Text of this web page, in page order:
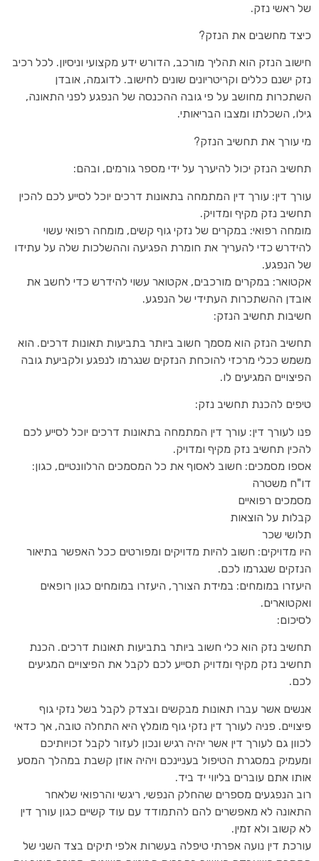
של ראשי נזק.
כיצד מחשבים את הנזק?
חישוב הנזק הוא תהליך מורכב, הדורש ידע מקצועי וניסיון. לכל רכיב
נזק ישנם כללים וקריטריונים שונים לחישוב. לדוגמה, אובדן
השתכרות מחושב על פי גובה ההכנסה של הנפגע לפני התאונה,
גילו, השכלתו ומצבו הבריאותי.
מי עורך את תחשיב הנזק?
תחשיב הנזק יכול להיערך על ידי מספר גורמים, ובהם:
עורך דין: עורך דין המתמחה בתאונות דרכים יוכל לסייע לכם להכין
תחשיב נזק מקיף ומדויק.
מומחה רפואי: במקרים של נזקי גוף קשים, מומחה רפואי עשוי
להידרש כדי להעריך את חומרת הפגיעה וההשלכות שלה על עתידו
של הנפגע.
אקטואר: במקרים מורכבים, אקטואר עשוי להידרש כדי לחשב את
אובדן ההשתכרות העתידי של הנפגע.
חשיבות תחשיב הנזק:
תחשיב הנזק הוא מסמך חשוב ביותר בתביעות תאונות דרכים. הוא
משמש ככלי מרכזי להוכחת הנזקים שנגרמו לנפגע ולקביעת גובה
הפיצויים המגיעים לו.
טיפים להכנת תחשיב נזק:
פנו לעורך דין: עורך דין המתמחה בתאונות דרכים יוכל לסייע לכם
להכין תחשיב נזק מקיף ומדויק.
אספו מסמכים: חשוב לאסוף את כל המסמכים הרלוונטיים, כגון:
דו"ח משטרה
מסמכים רפואיים
קבלות על הוצאות
תלושי שכר
היו מדויקים: חשוב להיות מדויקים ומפורטים ככל האפשר בתיאור
הנזקים שנגרמו לכם.
היעזרו במומחים: במידת הצורך, היעזרו במומחים כגון רופאים
ואקטוארים.
לסיכום:
תחשיב נזק הוא כלי חשוב ביותר בתביעות תאונות דרכים. הכנת
תחשיב נזק מקיף ומדויק תסייע לכם לקבל את הפיצויים המגיעים
לכם.
אנשים אשר עברו תאונות מבקשים ובצדק לקבל בשל נזקי גוף
פיצויים. פניה לעורך דין נזקי גוף מומלץ היא התחלה טובה, אך כדאי
לכוון גם לעורך דין אשר יהיה רגיש ונכון לעזור לקבל זכויותיכם
ומעמיק במסגרת הטיפול בעניינכם ויהיה אוזן קשבת במהלך המסע
אותו אתם עוברים בליווי יד ביד.
רוב הנפגעים מספרים שהחלק הנפשי, ריגשי והרפואי שלאחר
התאונה לא מאפשרים להם להתמודד עם עוד קשיים כגון עורך דין
לא קשוב ולא זמין.
עורכת דין נועה אפרתי טיפלה בעשרות אלפי תיקים בצד השני של